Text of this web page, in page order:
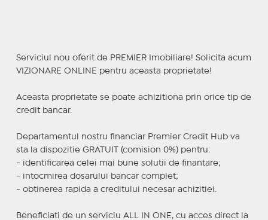
Serviciul nou oferit de PREMIER Imobiliare! Solicita acum
VIZIONARE ONLINE pentru aceasta proprietate!
Aceasta proprietate se poate achizitiona prin orice tip de
credit bancar.
Departamentul nostru financiar Premier Credit Hub va
sta la dispozitie GRATUIT (comision 0%) pentru:
- identificarea celei mai bune solutii de finantare;
- intocmirea dosarului bancar complet;
- obtinerea rapida a creditului necesar achizitiei.
Beneficiati de un serviciu ALL IN ONE, cu acces direct la